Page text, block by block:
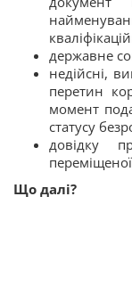
державне
недійсні,
перетин
момент
статусу
довідку
Що далі?